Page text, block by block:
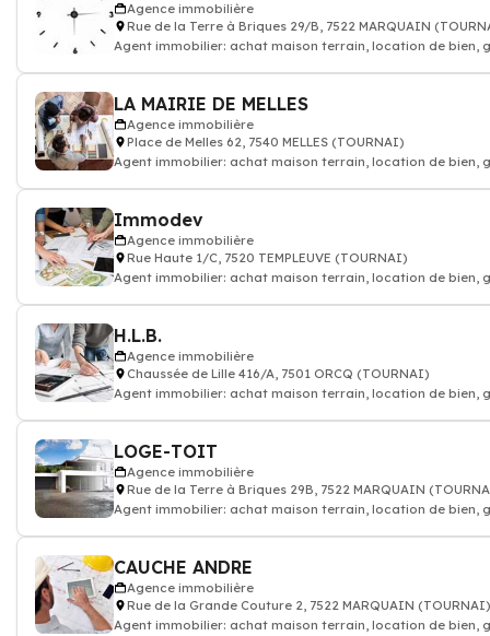
Agence immobilière
Rue de la Terre à Briques 29/B, 7522 MARQUAIN
Agent immobilier: achat maison terrain, location de bien,
LA MAIRIE DE MELLES
Agence immobilière
Place de Melles 62, 7540 MELLES (TOURNAI)
Agent immobilier: achat maison terrain, location de bien,
Immodev
Agence immobilière
Rue Haute 1/C, 7520 TEMPLEUVE (TOURNAI)
Agent immobilier: achat maison terrain, location de bien,
H.L.B.
Agence immobilière
Chaussée de Lille 416/A, 7501 ORCQ (TOURNAI)
Agent immobilier: achat maison terrain, location de bien,
LOGE-TOIT
Agence immobilière
Rue de la Terre à Briques 29B, 7522 MARQUAIN
Agent immobilier: achat maison terrain, location de bien,
CAUCHE ANDRE
Agence immobilière
Rue de la Grande Couture 2, 7522 MARQUAIN (TOURNAI)
Agent immobilier: achat maison terrain, location de bien,